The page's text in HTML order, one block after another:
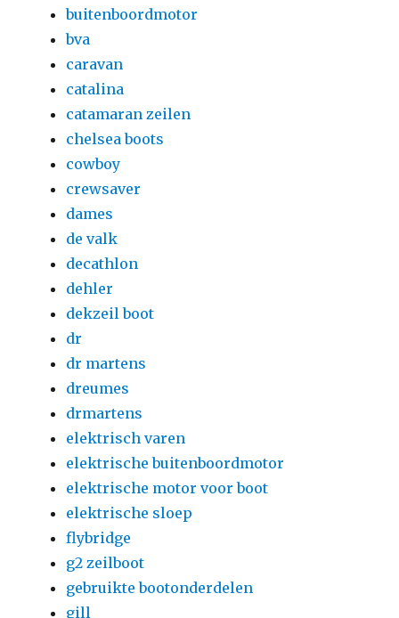
buitenboordmotor
bva
caravan
catalina
catamaran zeilen
chelsea boots
cowboy
crewsaver
dames
de valk
decathlon
dehler
dekzeil boot
dr
dr martens
dreumes
drmartens
elektrisch varen
elektrische buitenboordmotor
elektrische motor voor boot
elektrische sloep
flybridge
g2 zeilboot
gebruikte bootonderdelen
gill